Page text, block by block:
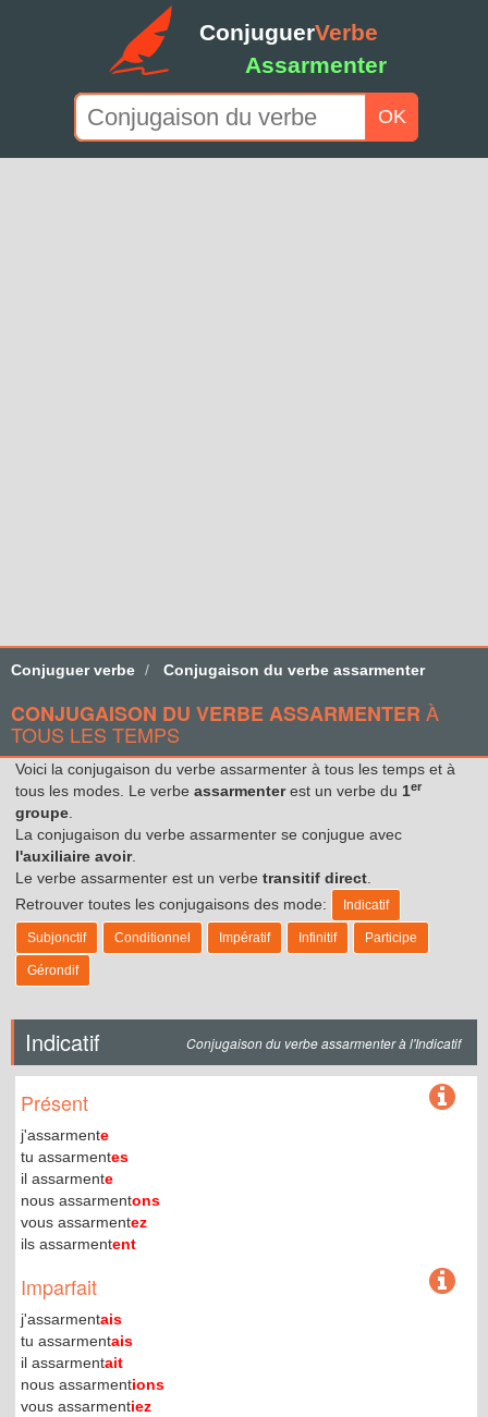
ConjuguerVerbe
Assarmenter
OK
Conjuguer verbe Conjugaison du verbe assarmenter
CONJUGAISON DU VERBE ASSARMENTER À
TOUS LES TEMPS
Voici la conjugaison du verbe assarmenter à tous les temps et à
tous les modes. Le verbe assarmenterest un verbe du 1er
groupe
La conjugaison du verbe assarmenter se conjugue avec
l'auxiliaire avoir.
Le verbe assarmenter est un verbe transitif direct
Retrouver toutes les conjugaisons des mode:
Indicatif
Subjonctif Conditionnel Impératif Infinitif Participe
Gérondif
Indicatif Conjugaison du verbe assarmenter à l'Indicatif
Présent
j'assarmente
tu assarmentes
il assarmente
nous assarmentons
vous assarmentez
ils assarmentent
Imparfait
j'assarmentais
tu assarmentais
il assarmentait
nous assarmentions
vous assarmentiez